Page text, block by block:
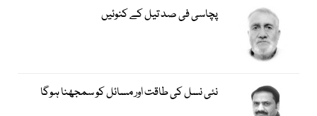
پچاسی فی صد تیل کے کنوئیں
نئی نسل کی طاقت اور مسائل کو سمجھنا ہوگا